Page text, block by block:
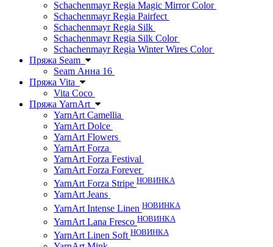
Schachenmayr Regia Magic Mirror Color
Schachenmayr Regia Pairfect
Schachenmayr Regia Silk
Schachenmayr Regia Silk Color
Schachenmayr Regia Winter Wires Color
Пряжа Seam
Seam Анна 16
Пряжа Vita
Vita Coco
Пряжа YarnArt
YarnArt Camellia
YarnArt Dolce
YarnArt Flowers
YarnArt Forza
YarnArt Forza Festival
YarnArt Forza Forever
YarnArt Forza Stripe НОВИНКА
YarnArt Jeans
YarnArt Intense Linen НОВИНКА
YarnArt Lana Fresco НОВИНКА
YarnArt Linen Soft НОВИНКА